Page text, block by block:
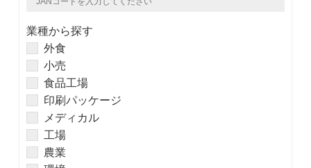
業種から探す
外食
小売
食品工場
印刷パッケージ
メディカル
工場
農業